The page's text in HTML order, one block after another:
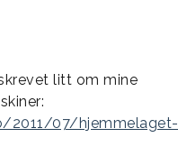
litt om mine
2011/07/hjemmelaget-